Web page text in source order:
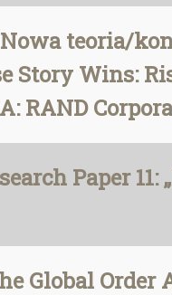
teoria/
Story Wins:
RAND
Paper
Global